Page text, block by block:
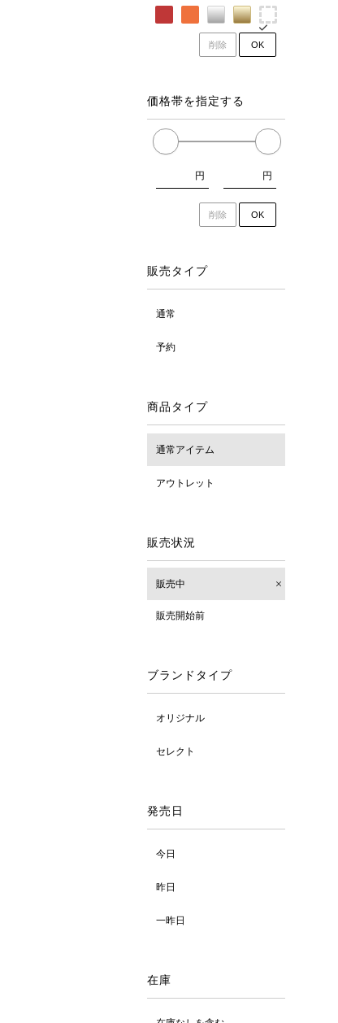
削除 OK
価格帯を指定する
円 円
削除 OK
販売タイプ
通常
予約
商品タイプ
通常アイテム
アウトレット
販売状況
販売中
販売開始前
ブランドタイプ
オリジナル
セレクト
発売日
今日
昨日
一昨日
在庫